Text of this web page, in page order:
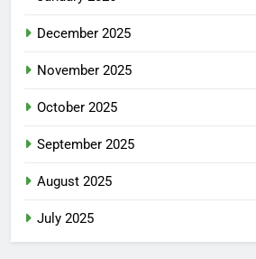
December 2025
November 2025
October 2025
September 2025
August 2025
July 2025